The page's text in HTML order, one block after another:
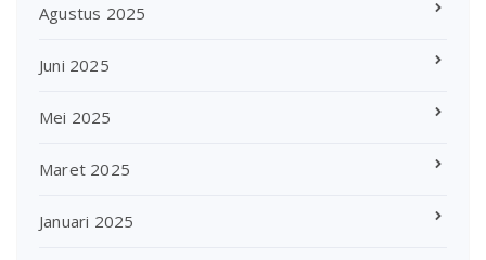
Agustus 2025
Juni 2025
Mei 2025
Maret 2025
Januari 2025